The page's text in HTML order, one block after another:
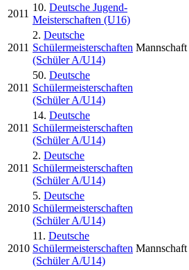
2011
10. Deutsche Jugend-
Meisterschaften (U16)
2011
2. Deutsche
Schülermeisterschaften
(Schüler A/U14)
Mannschaft
2011
50. Deutsche
Schülermeisterschaften
(Schüler A/U14)
2011
14. Deutsche
Schülermeisterschaften
(Schüler A/U14)
2011
2. Deutsche
Schülermeisterschaften
(Schüler A/U14)
2010
5. Deutsche
Schülermeisterschaften
(Schüler A/U14)
2010
11. Deutsche
Schülermeisterschaften
(Schüler A/U14)
Mannschaft